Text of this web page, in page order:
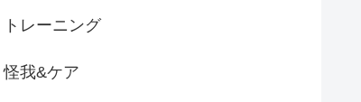
トレーニング
怪我&ケア